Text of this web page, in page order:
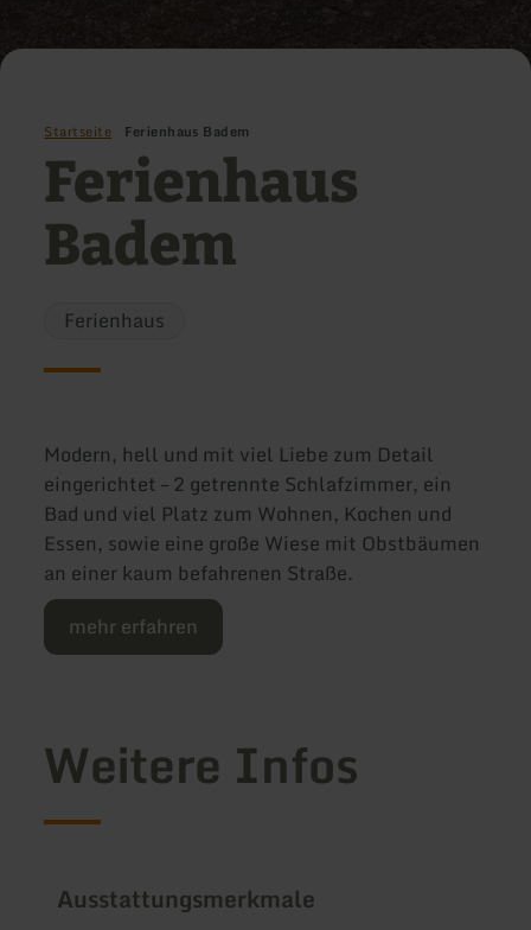
Startseite Ferienhaus Badem
Ferienhaus
Badem
Ferienhaus
Modern, hell und mit viel Liebe zum Detail
eingerichtet – 2 getrennte Schlafzimmer, ein
Bad und viel Platz zum Wohnen, Kochen und
Essen, sowie eine große Wiese mit Obstbäumen
an einer kaum befahrenen Straße.
mehr erfahren
Weitere Infos
Ausstattungsmerkmale